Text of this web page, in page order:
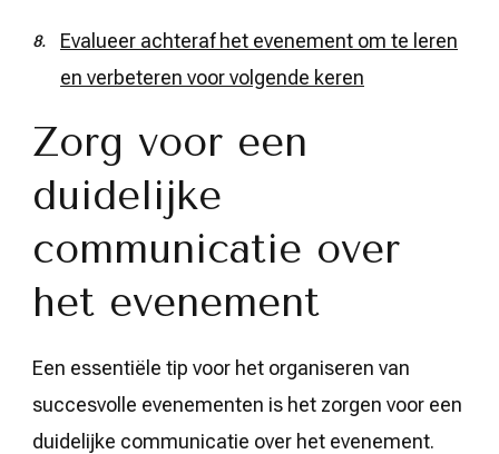
Evalueer achteraf het evenement om te leren
en verbeteren voor volgende keren
Zorg voor een
duidelijke
communicatie over
het evenement
Een essentiële tip voor het organiseren van
succesvolle evenementen is het zorgen voor een
duidelijke communicatie over het evenement.